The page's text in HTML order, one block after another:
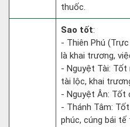
thuốc.
Sao tốt:
- Thiên Phú
là khai trương,
- Nguyệt Tài: Tốt
tài lộc, khai
- Nguyệt Ân: Tốt
- Thánh Tâm:
phúc, cúng bái tế